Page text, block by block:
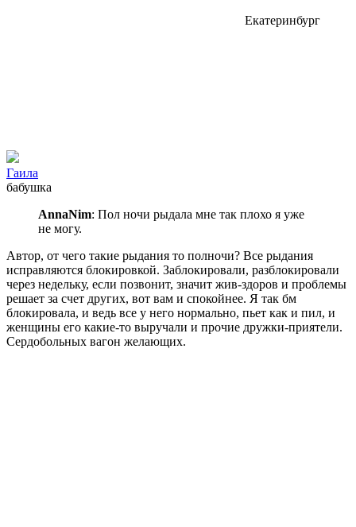
Екатеринбург
Гаила
бабушка
AnnaNim: Пол ночи рыдала мне так плохо я уже
не могу.
Автор, от чего такие рыдания то полночи? Все рыдания
исправляются блокировкой. Заблокировали, разблокировали
через недельку, если позвонит, значит жив-здоров и проблемы
решает за счет других, вот вам и спокойнее. Я так бм
блокировала, и ведь все у него нормально, пьет как и пил, и
женщины его какие-то выручали и прочие дружки-приятели.
Сердобольных вагон желающих.